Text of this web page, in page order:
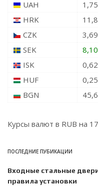
UAH
1,75
HRK
CZK
3,69
SEK
8,10
ISK
0,62
HUF
0,25
BGN
Курсы валют в RUB на
ПОСЛЕДНИЕ ПУБИКАЦИИ
Входные стальные
правила установки